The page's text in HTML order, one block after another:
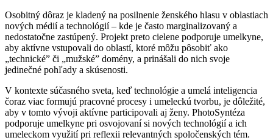
Osobitný dôraz je kladený na posilnenie ženského hlasu v oblastiach
nových médií a technológií – kde je často marginalizovaný a
nedostatočne zastúpený. Projekt preto cielene podporuje umelkyne,
aby aktívne vstupovali do oblastí, ktoré môžu pôsobiť ako
„technické” či „mužské” domény, a prinášali do nich svoje
jedinečné pohľady a skúsenosti.
V kontexte súčasného sveta, keď technológie a umelá inteligencia
čoraz viac formujú pracovné procesy i umeleckú tvorbu, je dôležité,
aby v tomto vývoji aktívne participovali aj ženy. PhotoSyntéza
podporuje umelkyne pri osvojovaní si nových technológií a ich
umeleckom využití pri reflexii relevantných spoločenských tém.